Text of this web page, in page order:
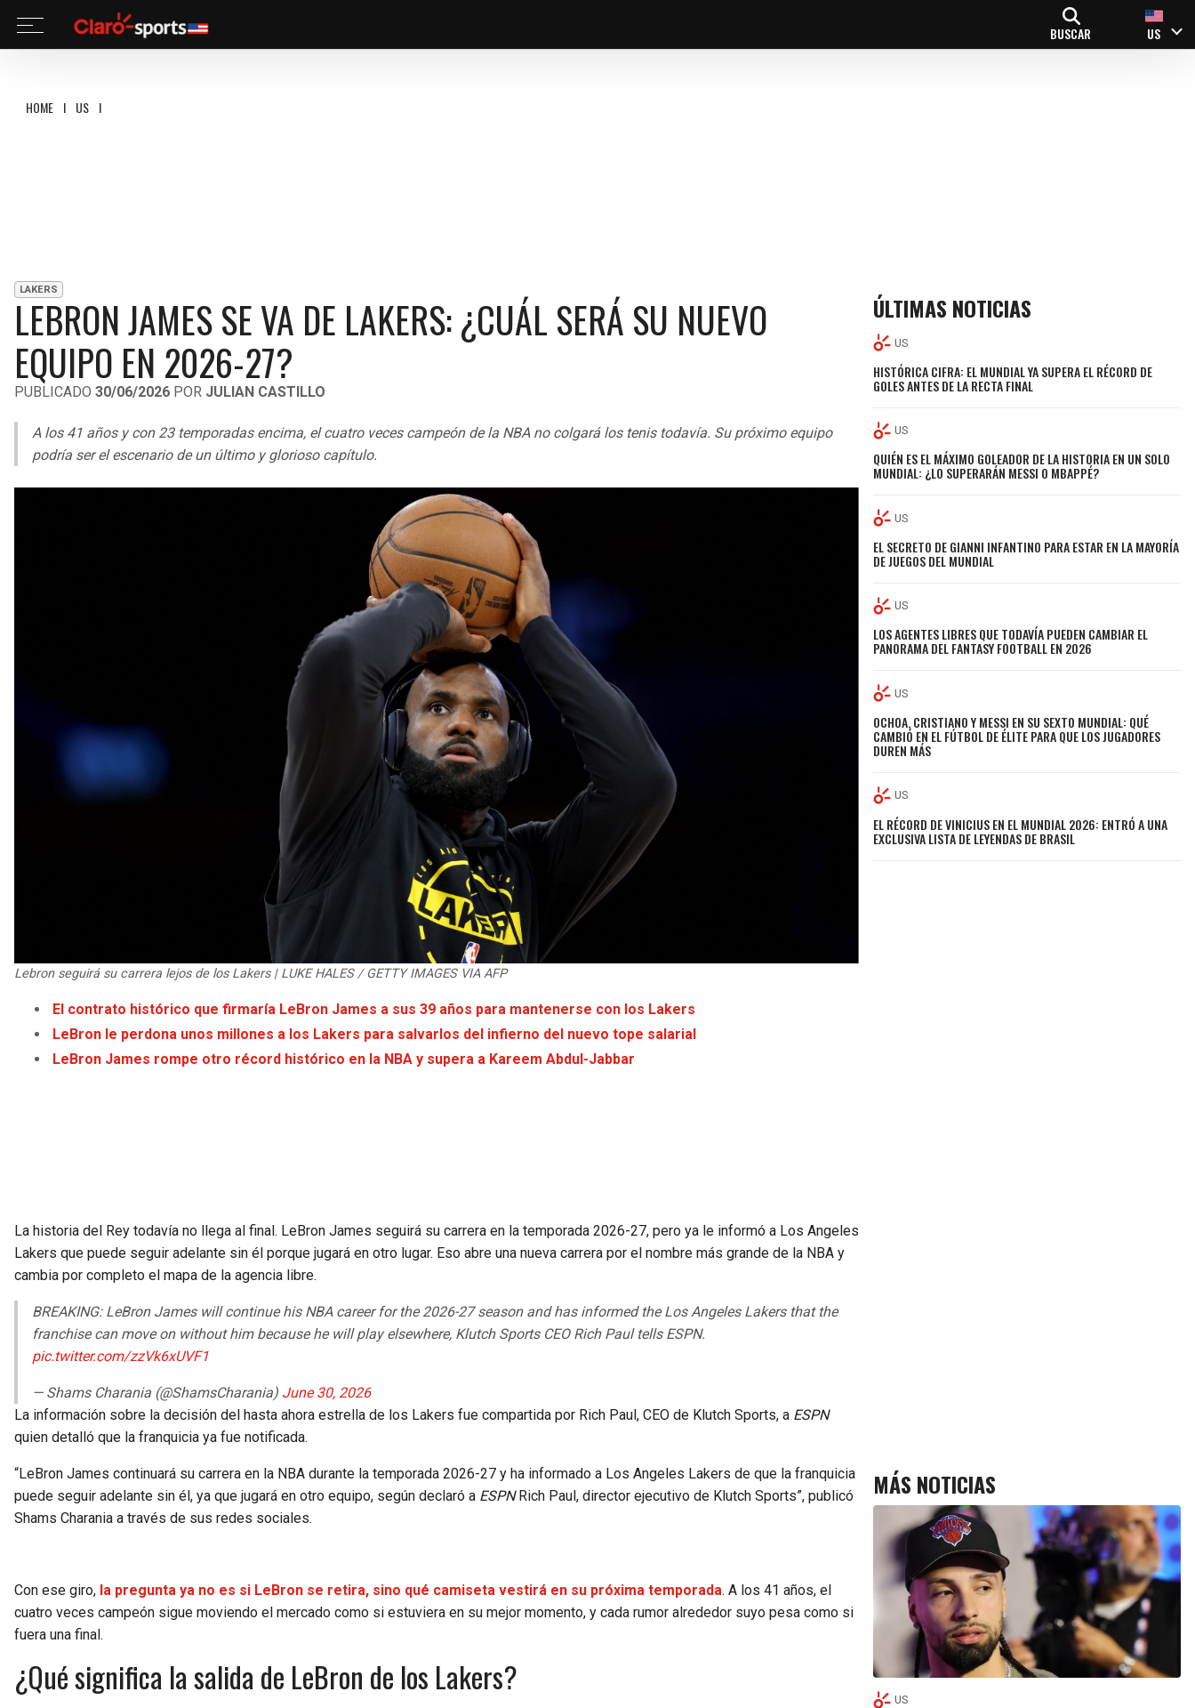
BUSCAR US
HOME I US I
LAKERS
LEBRON JAMES SE VA DE LAKERS: ¿CUÁL SERÁ SU NUEVO
EQUIPO EN 2026-27?
PUBLICADO 30/06/2026 POR JULIAN CASTILLO
A los 41 años y con 23 temporadas encima, el cuatro veces campeón de la NBA no colgará los tenis todavía. Su próximo equipo
podría ser el escenario de un último y glorioso capítulo.
Lebron seguirá su carrera lejos de los Lakers | LUKE HALES / GETTY IMAGES VIA AFP
El contrato histórico que firmaría LeBron James a sus 39 años para mantenerse con los Lakers
LeBron le perdona unos millones a los Lakers para salvarlos del infierno del nuevo tope salarial
LeBron James rompe otro récord histórico en la NBA y supera a Kareem Abdul-Jabbar
La historia del Rey todavía no llega al final. LeBron James seguirá su carrera en la temporada 2026-27, pero ya le informó a Los Angeles
Lakers que puede seguir adelante sin él porque jugará en otro lugar. Eso abre una nueva carrera por el nombre más grande de la NBA y
cambia por completo el mapa de la agencia libre.
BREAKING: LeBron James will continue his NBA career for the 2026-27 season and has informed the Los Angeles Lakers that the
franchise can move on without him because he will play elsewhere, Klutch Sports CEO Rich Paul tells ESPN.
pic.twitter.com/zzVk6xUVF1
— Shams Charania (@ShamsCharania) June 30, 2026
La información sobre la decisión del hasta ahora estrella de los Lakers fue compartida por Rich Paul, CEO de Klutch Sports, a ESPN
quien detalló que la franquicia ya fue notificada.
“LeBron James continuará su carrera en la NBA durante la temporada 2026-27 y ha informado a Los Angeles Lakers de que la franquicia
puede seguir adelante sin él, ya que jugará en otro equipo, según declaró a ESPNRich Paul, director ejecutivo de Klutch Sports”, publicó
Shams Charania a través de sus redes sociales.
Con ese giro, la pregunta ya no es si LeBron se retira, sino qué camiseta vestirá en su próxima temporada. A los 41 años, el
cuatro veces campeón sigue moviendo el mercado como si estuviera en su mejor momento, y cada rumor alrededor suyo pesa como si
fuera una final.
¿Qué significa la salida de LeBron de los Lakers?
ÚLTIMAS NOTICIAS
US
HISTÓRICA CIFRA: EL MUNDIAL YA SUPERA EL RÉCORD DE
GOLES ANTES DE LA RECTA FINAL
US
QUIÉN ES EL MÁXIMO GOLEADOR DE LA HISTORIA EN UN SOLO
MUNDIAL: ¿LO SUPERARÁN MESSI O MBAPPÉ?
US
EL SECRETO DE GIANNI INFANTINO PARA ESTAR EN LA MAYORÍA
DE JUEGOS DEL MUNDIAL
US
LOS AGENTES LIBRES QUE TODAVÍA PUEDEN CAMBIAR EL
PANORAMA DEL FANTASY FOOTBALL EN 2026
US
OCHOA, CRISTIANO Y MESSI EN SU SEXTO MUNDIAL: QUÉ
CAMBIÓ EN EL FÚTBOL DE ÉLITE PARA QUE LOS JUGADORES
DUREN MÁS
US
EL RÉCORD DE VINICIUS EN EL MUNDIAL 2026: ENTRÓ A UNA
EXCLUSIVA LISTA DE LEYENDAS DE BRASIL
MÁS NOTICIAS
US